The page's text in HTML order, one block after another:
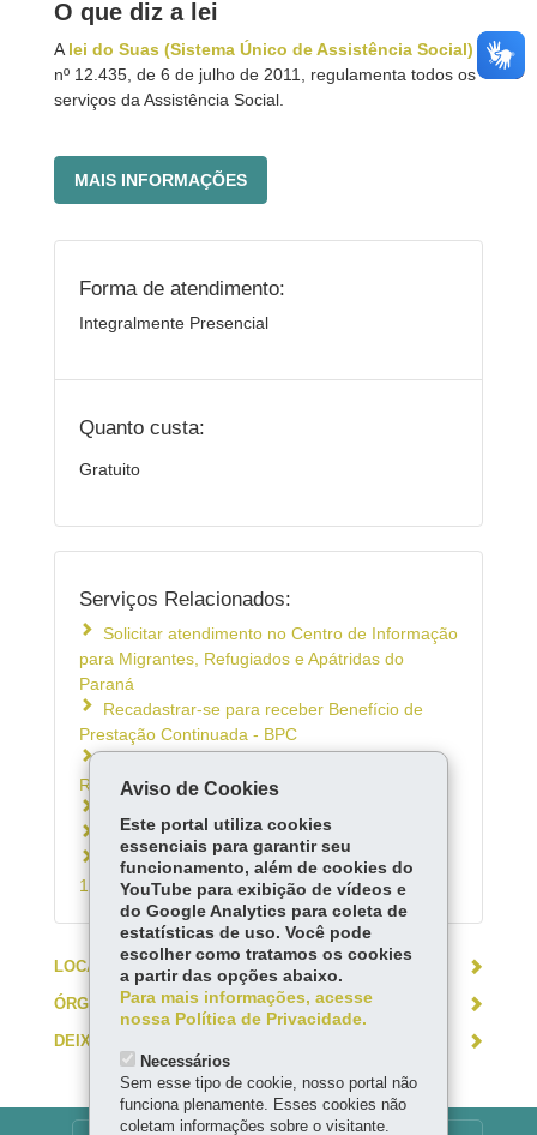
O que diz a lei
A lei do Suas (Sistema Único de Assistência Social)
nº 12.435, de 6 de julho de 2011, regulamenta todos os
serviços da Assistência Social.
MAIS INFORMAÇÕES
Forma de atendimento:
Integralmente Presencial
Quanto custa:
Gratuito
Serviços Relacionados:
Solicitar atendimento no Centro de Informação
para Migrantes, Refugiados e Apátridas do
Paraná
Recadastrar-se para receber Benefício de
Prestação Continuada - BPC
Renda - Cartão Comida Boa
Solicitar Passe Livre Intermunicipal
Acionar o Disque Idoso Paraná - 0800-
1410001
LOCAIS DE ATENDIMENTO
ÓRGÃO RESPONSÁVEL
DEIXE SUA OPINIÃO
Aviso de Cookies
Este portal utiliza cookies
essenciais para garantir seu
funcionamento, além de cookies do
YouTube para exibição de vídeos e
do Google Analytics para coleta de
estatísticas de uso. Você pode
escolher como tratamos os cookies
a partir das opções abaixo.
Para mais informações, acesse
nossa Política de Privacidade.
Necessários
Sem esse tipo de cookie, nosso portal não
funciona plenamente. Esses cookies não
coletam informações sobre o visitante.